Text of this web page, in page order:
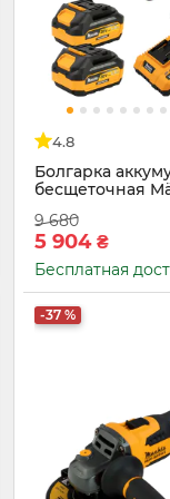
4.8
Болгарка
бесщеточная
4.0А+Сумка
9 680
5 904 ₴
Бесплатная
-37 %